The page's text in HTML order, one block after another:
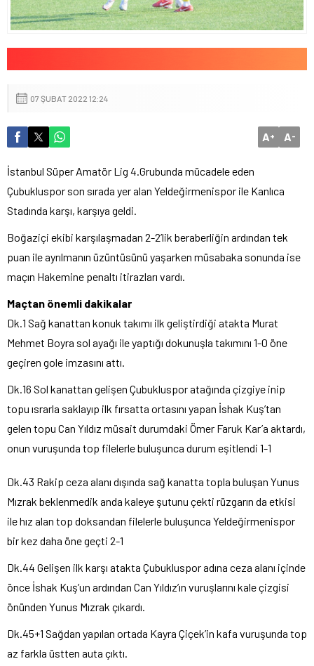
07 ŞUBAT 2022 12:24
A+ A-
İstanbul Süper Amatör Lig 4.Grubunda mücadele eden
Çubukluspor son sırada yer alan Yeldeğirmenispor ile Kanlıca
Stadında karşı, karşıya geldi.
Boğaziçi ekibi karşılaşmadan 2-2’lik beraberliğin ardından tek
puan ile ayrılmanın üzüntüsünü yaşarken müsabaka sonunda ise
maçın Hakemine penaltı itirazları vardı.
Maçtan önemli dakikalar
Dk.1 Sağ kanattan konuk takımı ilk geliştirdiği atakta Murat
Mehmet Boyra sol ayağı ile yaptığı dokunuşla takımını 1-0 öne
geçiren gole imzasını attı.
Dk.16 Sol kanattan gelişen Çubukluspor atağında çizgiye inip
topu ısrarla saklayıp ilk fırsatta ortasını yapan İshak Kuş’tan
gelen topu Can Yıldız müsait durumdaki Ömer Faruk Kar’a aktardı,
onun vuruşunda top filelerle buluşunca durum eşitlendi 1-1
Dk.43 Rakip ceza alanı dışında sağ kanatta topla buluşan Yunus
Mızrak beklenmedik anda kaleye şutunu çekti rüzgarın da etkisi
ile hız alan top doksandan filelerle buluşunca Yeldeğirmenispor
bir kez daha öne geçti 2-1
Dk.44 Gelişen ilk karşı atakta Çubukluspor adına ceza alanı içinde
önce İshak Kuş’un ardından Can Yıldız’ın vuruşlarını kale çizgisi
önünden Yunus Mızrak çıkardı.
Dk.45+1 Sağdan yapılan ortada Kayra Çiçek’in kafa vuruşunda top
az farkla üstten auta çıktı.